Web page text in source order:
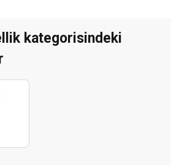
kategorisindeki